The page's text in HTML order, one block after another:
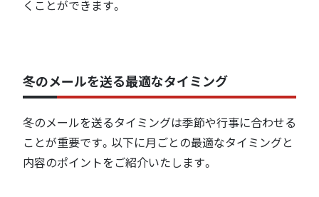
くことができます。
冬のメールを送る最適なタイミング
冬のメールを送るタイミングは季節や行事に合わせる
ことが重要です。以下に月ごとの最適なタイミングと
内容のポイントをご紹介いたします。